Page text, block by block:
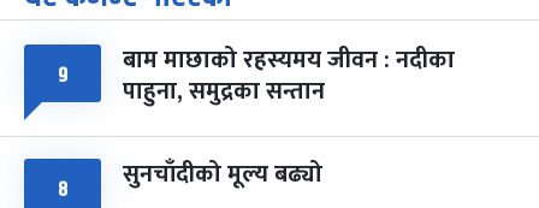
आइत चैत्र ७, २०८३-Mar 21, 2027
८ फागुपूर्णिमा
चैत्र ८, २०८३-Mar 22, 2027
७ महिना बाँकी
९ बाम माछाको रहस्यमय जीवन : नदीका
पाहुना, समुद्रका सन्तान
८ सुनचाँदीको मूल्य बढ्यो